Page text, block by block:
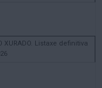
XURADO. Listaxe definitiva